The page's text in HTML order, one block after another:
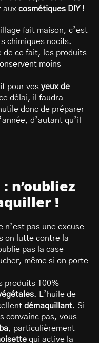
aux cosmétiques DIY!
fait maison, c’est
chimiques nocifs.
de ce fait, les produits
moins
pour vos yeux de
délai, il faudra
donc de préparer
d’autant qu’il
n’oubliez
!
n’est pas une excuse
on lutte contre la
pas la case
même si on porte
produits 100%
. L’huile de
démaquillant. Si
convainc pas, vous
, particulièrement
qui active la